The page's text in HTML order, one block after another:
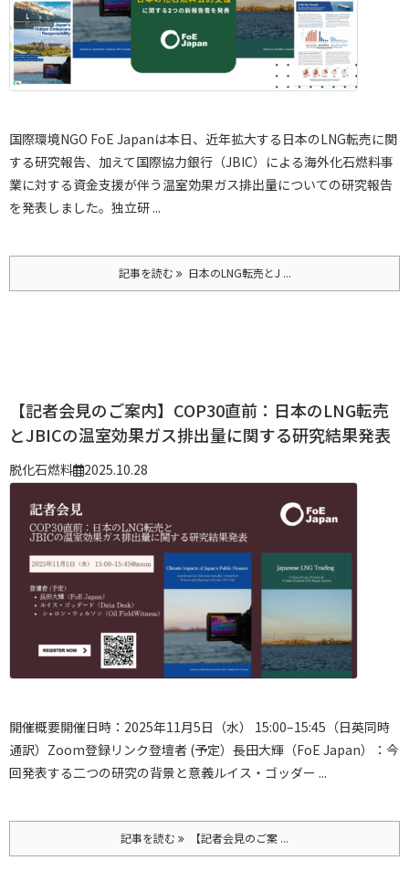
国際環境NGO FoE Japanは本日、近年拡大する日本のLNG転売に関
する研究報告、加えて国際協力銀行（JBIC）による海外化石燃料事
業に対する資金支援が伴う温室効果ガス排出量についての研究報告
を発表しました。 独立研 ...
記事を読む 日本のLNG転売とJ ...
【記者会見のご案内】COP30直前：日本のLNG転売
とJBICの温室効果ガス排出量に関する研究結果発表
脱化石燃料 2025.10.28
開催概要開催日時：2025年11月5日（水） 15:00–15:45（日英同時
通訳） Zoom登録リンク登壇者 (予定） 長田大輝（FoE Japan）：今
回発表する二つの研究の背景と意義ルイス・ゴッダー ...
記事を読む 【記者会見のご案 ...